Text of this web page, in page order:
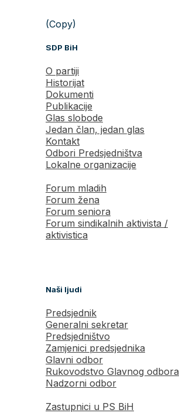
(Copy)
SDP BiH
O partiji
Historijat
Dokumenti
Publikacije
Glas slobode
Jedan član, jedan glas
Kontakt
Odbori Predsjedništva
Lokalne organizacije
Forum mladih
Forum žena
Forum seniora
Forum sindikalnih aktivista /
aktivistica
Naši ljudi
Predsjednik
Generalni sekretar
Predsjedništvo
Zamjenici predsjednika
Glavni odbor
Rukovodstvo Glavnog odbora
Nadzorni odbor
Zastupnici u PS BiH